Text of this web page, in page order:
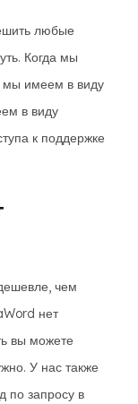
любые
Когда мы
мы имеем в виду
в виду
к поддержке
чем
нет
вы можете
У нас также
по запросу в